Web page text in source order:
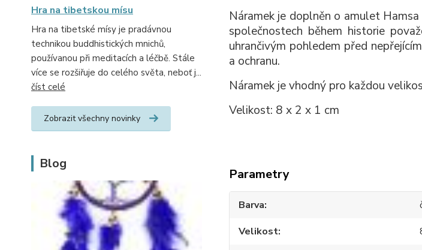
Hra na tibetskou mísu
Hra na tibetské mísy je pradávnou
technikou buddhistických mnichů,
používanou při meditacích a léčbě. Stále
více se rozšiřuje do celého světa, neboť j...
číst celé
Zobrazit všechny novinky
Blog
Náramek je doplněn o amulet
společnostech během historie
uhrančivým pohledem před
a ochranu.
Náramek je vhodný pro každou
Velikost: 8 x 2 x 1 cm
Parametry
Barva
Velikost